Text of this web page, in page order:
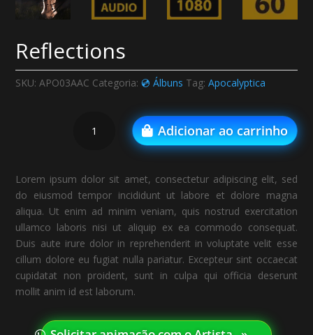
Reflections
SKU:APO03AAC Categoria:💿 Álbuns Tag:Apocalyptica
quantidade
Adicionar ao carrinho
Lorem ipsum dolor sit amet, consectetur adipiscing elit, sed
do eiusmod tempor incididunt ut labore et dolore magna
aliqua. Ut enim ad minim veniam, quis nostrud exercitation
ullamco laboris nisi ut aliquip ex ea commodo consequat.
Duis aute irure dolor in reprehenderit in voluptate velit esse
cillum dolore eu fugiat nulla pariatur. Excepteur sint occaecat
cupidatat non proident, sunt in culpa qui officia deserunt
mollit anim id est laborum.